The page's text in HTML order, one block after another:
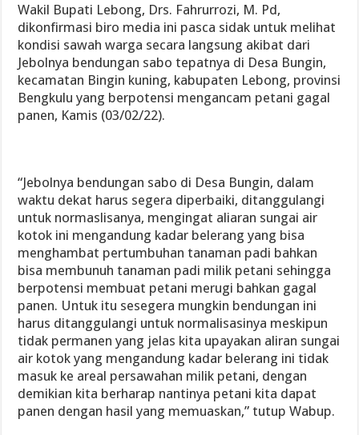
Wakil Bupati Lebong, Drs. Fahrurrozi, M. Pd,
dikonfirmasi biro media ini pasca sidak untuk melihat
kondisi sawah warga secara langsung akibat dari
Jebolnya bendungan sabo tepatnya di Desa Bungin,
kecamatan Bingin kuning, kabupaten Lebong, provinsi
Bengkulu yang berpotensi mengancam petani gagal
panen, Kamis (03/02/22).
“Jebolnya bendungan sabo di Desa Bungin, dalam
waktu dekat harus segera diperbaiki, ditanggulangi
untuk normaslisanya, mengingat aliaran sungai air
kotok ini mengandung kadar belerang yang bisa
menghambat pertumbuhan tanaman padi bahkan
bisa membunuh tanaman padi milik petani sehingga
berpotensi membuat petani merugi bahkan gagal
panen. Untuk itu sesegera mungkin bendungan ini
harus ditanggulangi untuk normalisasinya meskipun
tidak permanen yang jelas kita upayakan aliran sungai
air kotok yang mengandung kadar belerang ini tidak
masuk ke areal persawahan milik petani, dengan
demikian kita berharap nantinya petani kita dapat
panen dengan hasil yang memuaskan,” tutup Wabup.